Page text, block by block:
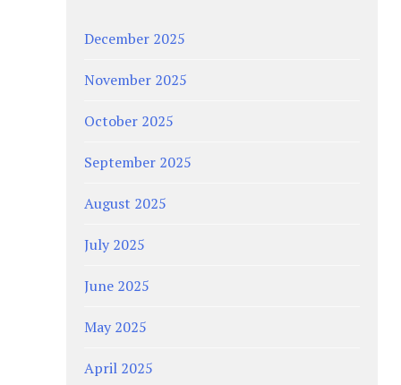
December 2025
November 2025
October 2025
September 2025
August 2025
July 2025
June 2025
May 2025
April 2025